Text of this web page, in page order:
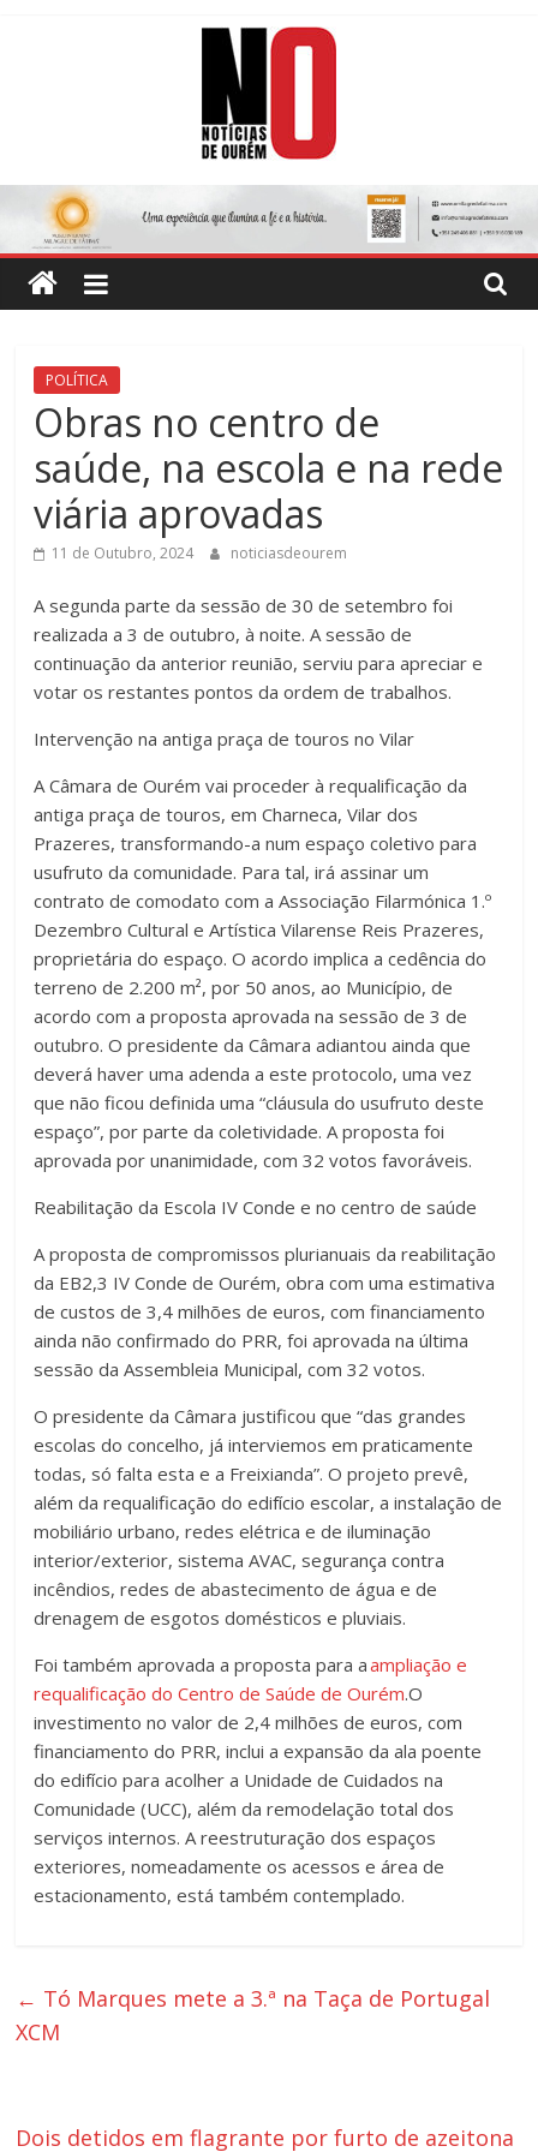
Notícias
de
Ourém
Jornal
Semanário
do
concelho
de
Ourém
POLÍTICA
Obras no centro de
saúde, na escola e na rede
viária aprovadas
11 de Outubro, 2024 noticiasdeourem
A segunda parte da sessão de 30 de setembro foi
realizada a 3 de outubro, à noite. A sessão de
continuação da anterior reunião, serviu para apreciar e
votar os restantes pontos da ordem de trabalhos.
Intervenção na antiga praça de touros no Vilar
A Câmara de Ourém vai proceder à requalificação da
antiga praça de touros, em Charneca, Vilar dos
Prazeres, transformando-a num espaço coletivo para
usufruto da comunidade. Para tal, irá assinar um
contrato de comodato com a Associação Filarmónica 1.º
Dezembro Cultural e Artística Vilarense Reis Prazeres,
proprietária do espaço. O acordo implica a cedência do
terreno de 2.200 m², por 50 anos, ao Município, de
acordo com a proposta aprovada na sessão de 3 de
outubro. O presidente da Câmara adiantou ainda que
deverá haver uma adenda a este protocolo, uma vez
que não ficou definida uma “cláusula do usufruto deste
espaço”, por parte da coletividade. A proposta foi
aprovada por unanimidade, com 32 votos favoráveis.
Reabilitação da Escola IV Conde e no centro de saúde
A proposta de compromissos plurianuais da reabilitação
da EB2,3 IV Conde de Ourém, obra com uma estimativa
de custos de 3,4 milhões de euros, com financiamento
ainda não confirmado do PRR, foi aprovada na última
sessão da Assembleia Municipal, com 32 votos.
O presidente da Câmara justificou que “das grandes
escolas do concelho, já interviemos em praticamente
todas, só falta esta e a Freixianda”. O projeto prevê,
além da requalificação do edifício escolar, a instalação de
mobiliário urbano, redes elétrica e de iluminação
interior/exterior, sistema AVAC, segurança contra
incêndios, redes de abastecimento de água e de
drenagem de esgotos domésticos e pluviais.
Foi também aprovada a proposta para aampliação e
requalificação do Centro de Saúde de Ourém.O
investimento no valor de 2,4 milhões de euros, com
financiamento do PRR, inclui a expansão da ala poente
do edifício para acolher a Unidade de Cuidados na
Comunidade (UCC), além da remodelação total dos
serviços internos. A reestruturação dos espaços
exteriores, nomeadamente os acessos e área de
estacionamento, está também contemplado.
← Tó Marques mete a 3.ª na Taça de Portugal
XCM
Dois detidos em flagrante por furto de azeitona